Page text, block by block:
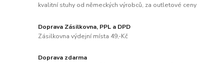
kvalitní stuhy od německých výrobců, za outletové ceny
Doprava Zásilkovna, PPL a DPD
Zásilkovna výdejní místa 49,-Kč
Doprava zdarma